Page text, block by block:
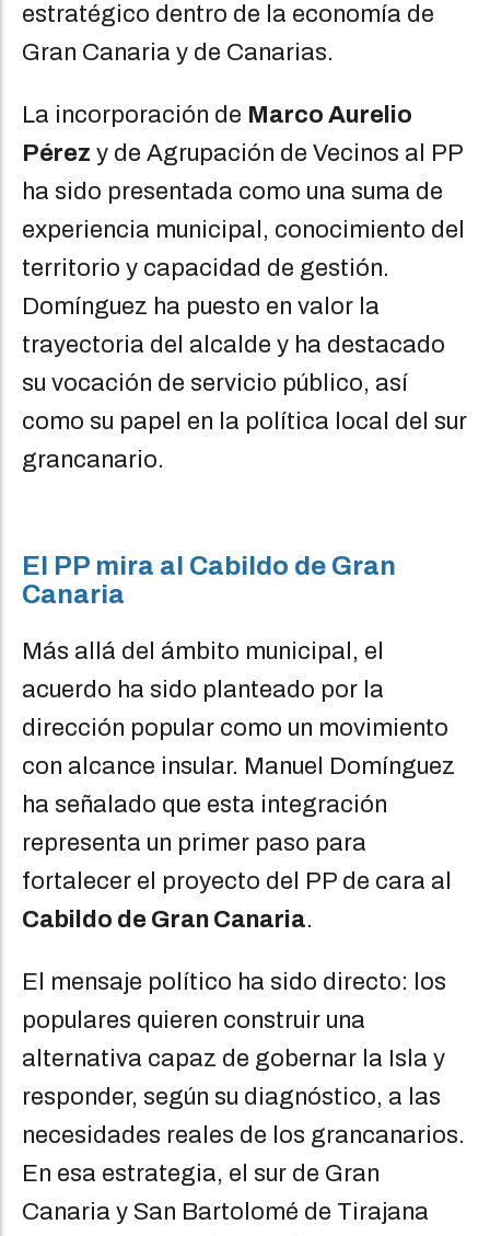
estratégico dentro de la economía de
Gran Canaria y de Canarias.
La incorporación de Marco Aurelio
Pérez y de Agrupación de Vecinos al PP
ha sido presentada como una suma de
experiencia municipal, conocimiento del
territorio y capacidad de gestión.
Domínguez ha puesto en valor la
trayectoria del alcalde y ha destacado
su vocación de servicio público, así
como su papel en la política local del sur
grancanario.
El PP mira al Cabildo de Gran
Canaria
Más allá del ámbito municipal, el
acuerdo ha sido planteado por la
dirección popular como un movimiento
con alcance insular. Manuel Domínguez
ha señalado que esta integración
representa un primer paso para
fortalecer el proyecto del PP de cara al
Cabildo de Gran Canaria.
El mensaje político ha sido directo: los
populares quieren construir una
alternativa capaz de gobernar la Isla y
responder, según su diagnóstico, a las
necesidades reales de los grancanarios.
En esa estrategia, el sur de Gran
Canaria y San Bartolomé de Tirajana